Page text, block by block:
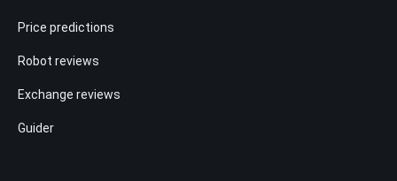
Price predictions
Robot reviews
Exchange reviews
Guider